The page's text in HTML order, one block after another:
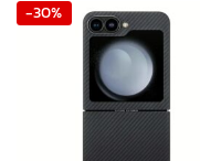
2,890 ฿.2,023 ฿.
-30%